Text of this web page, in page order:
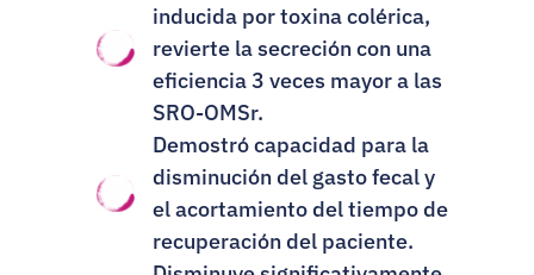
inducida por toxina colérica,
revierte la secreción con una
eficiencia 3 veces mayor a las
SRO-OMSr.
Demostró capacidad para la
disminución del gasto fecal y
el acortamiento del tiempo de
recuperación del paciente.